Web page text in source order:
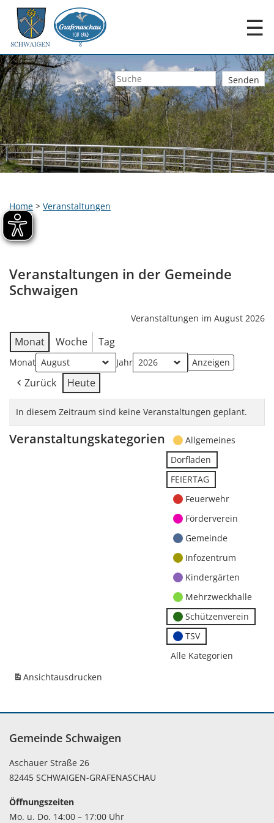
☰
Home > Veranstaltungen
Veranstaltungen in der Gemeinde
Schwaigen
Veranstaltungen im August 2026
Monat Woche Tag
Monat Jahr
Zurück Heute
In diesem Zeitraum sind keine Veranstaltungen geplant.
Veranstaltungskategorien
Allgemeines
Dorfladen
FEIERTAG
Feuerwehr
Förderverein
Gemeinde
Infozentrum
Kindergärten
Mehrzweckhalle
Schützenverein
TSV
Alle Kategorien
Ansichtausdrucken
Gemeinde Schwaigen
Aschauer Straße 26
82445 SCHWAIGEN-GRAFENASCHAU
Öffnungszeiten
Mo. u. Do. 14:00 – 17:00 Uhr